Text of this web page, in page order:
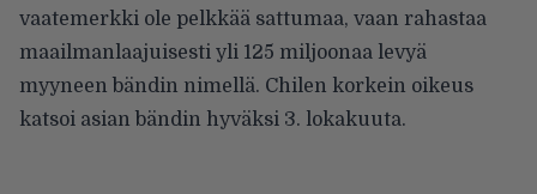
vaatemerkki ole pelkkää sattumaa, vaan rahastaa
maailmanlaajuisesti yli 125 miljoonaa levyä
myyneen bändin nimellä. Chilen korkein oikeus
katsoi asian bändin hyväksi 3. lokakuuta.